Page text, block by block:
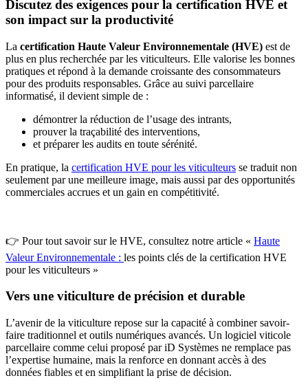
Discutez des exigences pour la certification HVE et
son impact sur la productivité
La certification Haute Valeur Environnementale (HVE) est de
plus en plus recherchée par les viticulteurs. Elle valorise les bonnes
pratiques et répond à la demande croissante des consommateurs
pour des produits responsables. Grâce au suivi parcellaire
informatisé, il devient simple de :
démontrer la réduction de l’usage des intrants,
prouver la traçabilité des interventions,
et préparer les audits en toute sérénité.
En pratique, la certification HVE pour les viticulteurs se traduit non
seulement par une meilleure image, mais aussi par des opportunités
commerciales accrues et un gain en compétitivité.
👉 Pour tout savoir sur le HVE, consultez notre article « Haute
Valeur Environnementale : les points clés de la certification HVE
pour les viticulteurs »
Vers une viticulture de précision et durable
L’avenir de la viticulture repose sur la capacité à combiner savoir-
faire traditionnel et outils numériques avancés. Un logiciel viticole
parcellaire comme celui proposé par iD Systèmes ne remplace pas
l’expertise humaine, mais la renforce en donnant accès à des
données fiables et en simplifiant la prise de décision.